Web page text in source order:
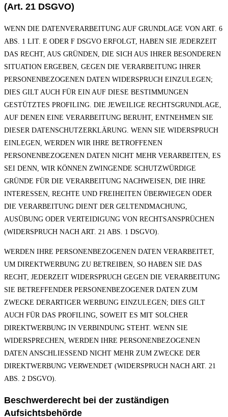
(Art. 21 DSGVO)
WENN DIE DATENVERARBEITUNG AUF GRUNDLAGE VON ART. 6
ABS. 1 LIT. E ODER F DSGVO ERFOLGT, HABEN SIE JEDERZEIT
DAS RECHT, AUS GRÜNDEN, DIE SICH AUS IHRER BESONDEREN
SITUATION ERGEBEN, GEGEN DIE VERARBEITUNG IHRER
PERSONENBEZOGENEN DATEN WIDERSPRUCH EINZULEGEN;
DIES GILT AUCH FÜR EIN AUF DIESE BESTIMMUNGEN
GESTÜTZTES PROFILING. DIE JEWEILIGE RECHTSGRUNDLAGE,
AUF DENEN EINE VERARBEITUNG BERUHT, ENTNEHMEN SIE
DIESER DATENSCHUTZERKLÄRUNG. WENN SIE WIDERSPRUCH
EINLEGEN, WERDEN WIR IHRE BETROFFENEN
PERSONENBEZOGENEN DATEN NICHT MEHR VERARBEITEN, ES
SEI DENN, WIR KÖNNEN ZWINGENDE SCHUTZWÜRDIGE
GRÜNDE FÜR DIE VERARBEITUNG NACHWEISEN, DIE IHRE
INTERESSEN, RECHTE UND FREIHEITEN ÜBERWIEGEN ODER
DIE VERARBEITUNG DIENT DER GELTENDMACHUNG,
AUSÜBUNG ODER VERTEIDIGUNG VON RECHTSANSPRÜCHEN
(WIDERSPRUCH NACH ART. 21 ABS. 1 DSGVO).
WERDEN IHRE PERSONENBEZOGENEN DATEN VERARBEITET,
UM DIREKTWERBUNG ZU BETREIBEN, SO HABEN SIE DAS
RECHT, JEDERZEIT WIDERSPRUCH GEGEN DIE VERARBEITUNG
SIE BETREFFENDER PERSONENBEZOGENER DATEN ZUM
ZWECKE DERARTIGER WERBUNG EINZULEGEN; DIES GILT
AUCH FÜR DAS PROFILING, SOWEIT ES MIT SOLCHER
DIREKTWERBUNG IN VERBINDUNG STEHT. WENN SIE
WIDERSPRECHEN, WERDEN IHRE PERSONENBEZOGENEN
DATEN ANSCHLIESSEND NICHT MEHR ZUM ZWECKE DER
DIREKTWERBUNG VERWENDET (WIDERSPRUCH NACH ART. 21
ABS. 2 DSGVO).
Beschwerderecht bei der zuständigen
Aufsichtsbehörde